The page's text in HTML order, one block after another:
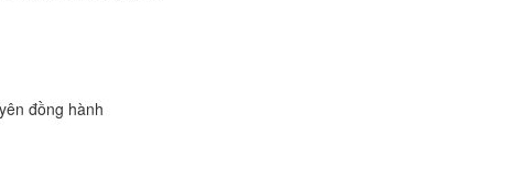
đồng hành